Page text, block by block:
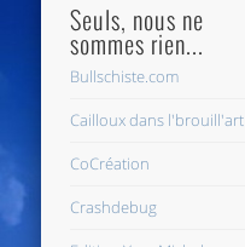
Seuls, nous ne
sommes rien...
Bullschiste.com
Cailloux dans l'brouill'art
CoCréation
Crashdebug